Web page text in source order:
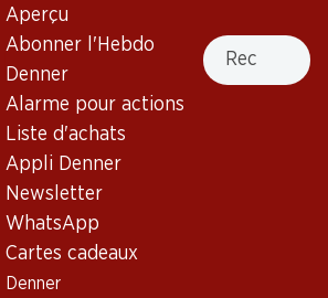
Aperçu
Abonner l'Hebdo
Denner
Alarme pour actions
Liste d'achats
Appli Denner
Newsletter
WhatsApp
Cartes cadeaux
Denner
Recherche
floral et vigoureux, évoquant les
Moelleux et rond en bouche.